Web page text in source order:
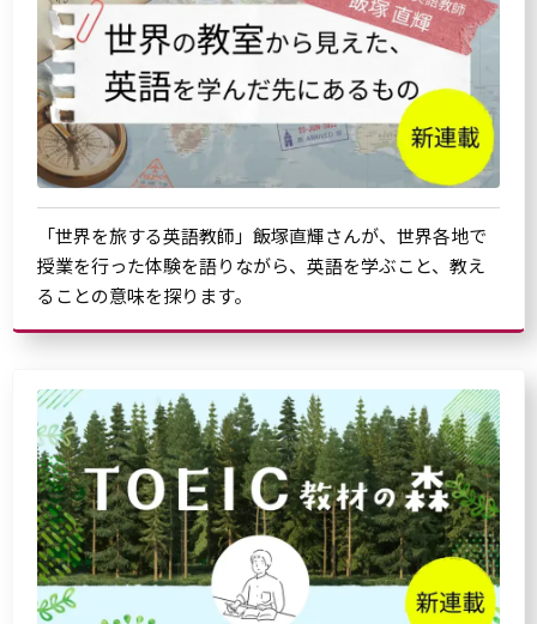
「世界を旅する英語教師」飯塚直輝さんが、世界各地で
授業を行った体験を語りながら、英語を学ぶこと、教え
ることの意味を探ります。